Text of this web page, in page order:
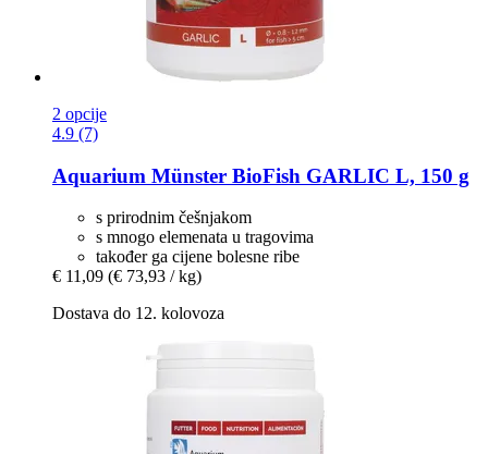
2 opcije
4.9 (7)
Aquarium Münster BioFish GARLIC L, 150 g
s prirodnim češnjakom
s mnogo elemenata u tragovima
također ga cijene bolesne ribe
€ 11,09 (€ 73,93 / kg)
Dostava do 12. kolovoza